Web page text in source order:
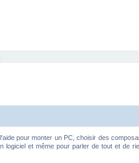
pour monter un PC, choisir des
et même pour parler de tout et de